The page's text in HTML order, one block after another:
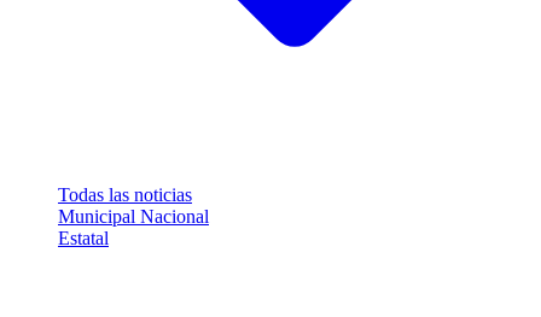
Todas las noticias
Municipal Nacional
Estatal